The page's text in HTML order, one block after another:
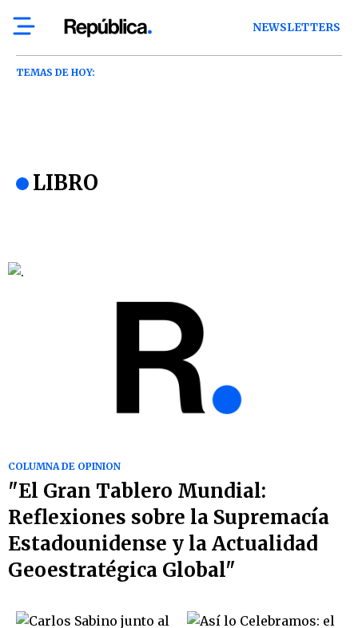
NEWSLETTERS
TEMAS DE HOY:
LIBRO
COLUMNA DE OPINION
"El Gran Tablero Mundial:
Reflexiones sobre la Supremacía
Estadounidense y la Actualidad
Geoestratégica Global"